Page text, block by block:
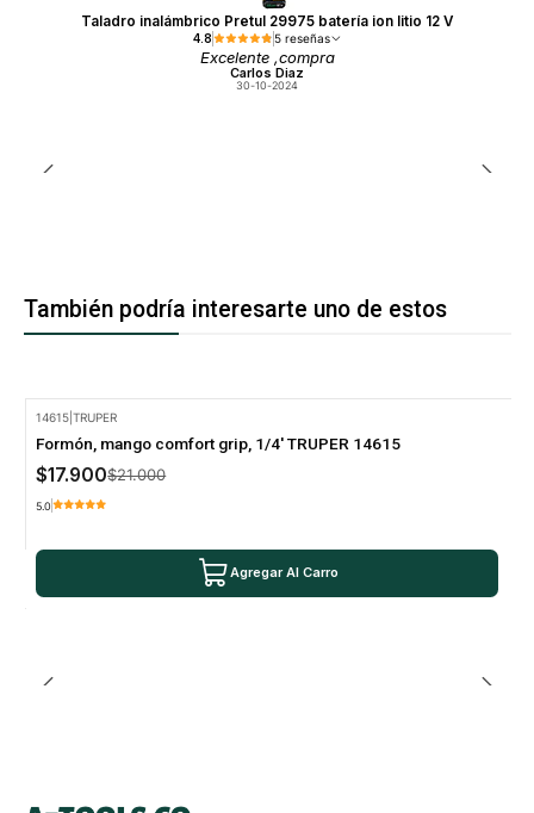
Taladro inalámbrico Pretul 29975 batería ion litio 12 V
4.8 5 reseñas
Excelente ,compra
Carlos Diaz
30-10-2024
También podría interesarte uno de estos
14615 |TRUPER
Formón, mango comfort grip, 1/4' TRUPER 14615
$17.900$21.000
5.0
Agregar Al Carro